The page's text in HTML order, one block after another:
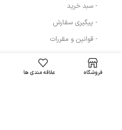
- سبد خرید
- پیگیری سفارش
- قوانین و مقررات
مسیرهای ارتباطی
دور چشم پرایم مدل
C-Prime 4in1 حجم
فروشگاه علاقه مندی ها